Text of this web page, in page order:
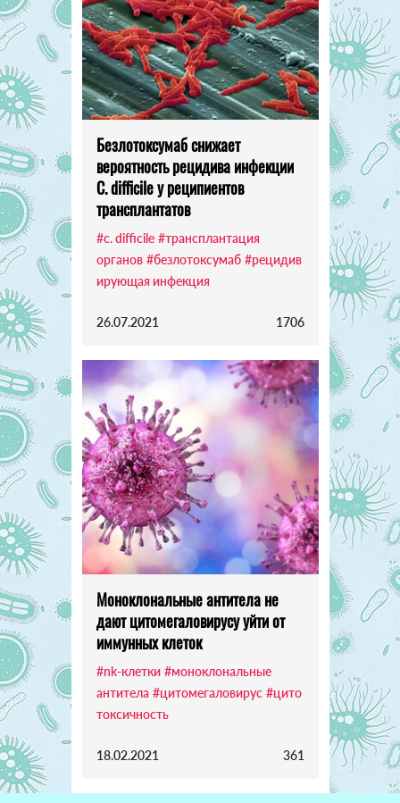
Безлотоксумаб снижает
вероятность рецидива инфекции
C. difficile у реципиентов
трансплантатов
#c. difficile #трансплантация
органов #безлотоксумаб #рецидив
ирующая инфекция
26.07.2021 1706
Моноклональные антитела не
дают цитомегаловирусу уйти от
иммунных клеток
#nk-клетки #моноклональные
антитела #цитомегаловирус #цито
токсичность
18.02.2021 361